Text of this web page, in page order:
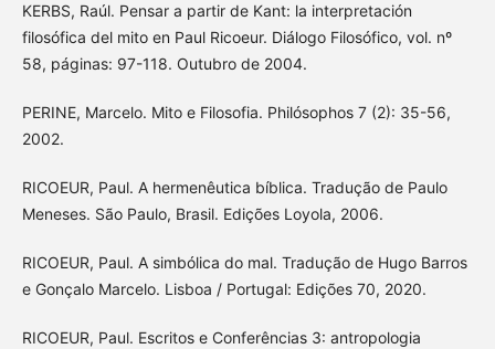
KERBS, Raúl. Pensar a partir de Kant: la interpretación
filosófica del mito en Paul Ricoeur. Diálogo Filosófico, vol. nº
58, páginas: 97-118. Outubro de 2004.
PERINE, Marcelo. Mito e Filosofia. Philósophos 7 (2): 35-56,
2002.
RICOEUR, Paul. A hermenêutica bíblica. Tradução de Paulo
Meneses. São Paulo, Brasil. Edições Loyola, 2006.
RICOEUR, Paul. A simbólica do mal. Tradução de Hugo Barros
e Gonçalo Marcelo. Lisboa / Portugal: Edições 70, 2020.
RICOEUR, Paul. Escritos e Conferências 3: antropologia